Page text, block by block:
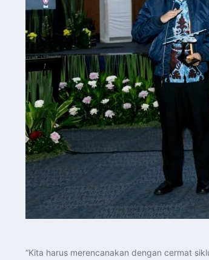
“Kita harus merencanakan dengan cermat